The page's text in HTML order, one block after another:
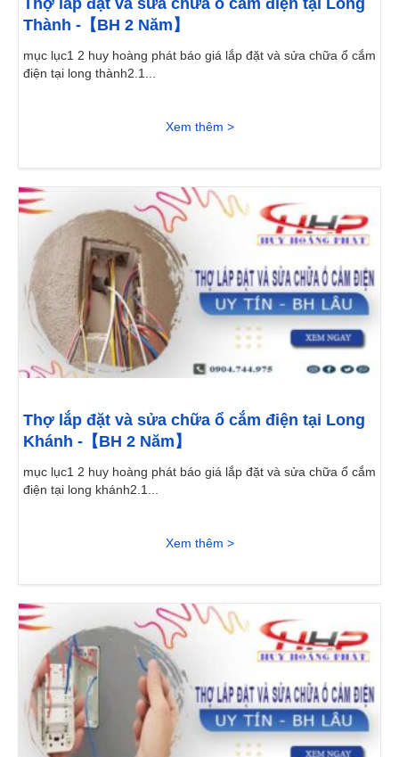
Thợ lắp đặt và sửa chữa ổ cắm điện tại Long
Thành -【BH 2 Năm】
mục lục1 2 huy hoàng phát báo giá lắp đặt và sửa chữa ổ cắm
điện tại long thành2.1...
Xem thêm >
Thợ lắp đặt và sửa chữa ổ cắm điện tại Long
Khánh -【BH 2 Năm】
mục lục1 2 huy hoàng phát báo giá lắp đặt và sửa chữa ổ cắm
điện tại long khánh2.1...
Xem thêm >